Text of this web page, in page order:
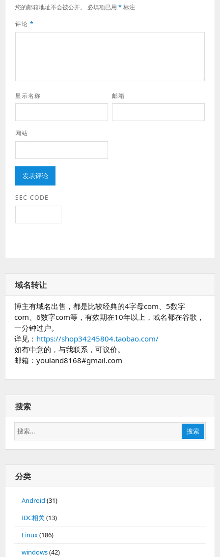
您的邮箱地址不会被公开。 必填项已用 *标注
评论 *
显示名称 邮箱
网站
SEC-CODE
域名转让
博主有域名出售，都是比较经典的4字母com、5数字
com、6数字com等，有效期在10年以上，域名都在谷歌，
一分钟过户。
详见： https://shop34245804.taobao.com/
如有中意的，与我联系，可议价。
邮箱：youland8168#gmail.com
搜索
搜
索：
搜索
分类
Android (31)
IDC相关(13)
Linux(186)
windows(42)